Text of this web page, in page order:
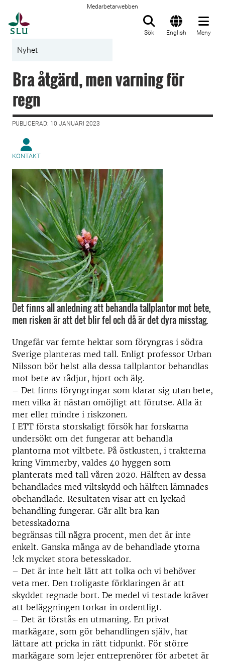
Medarbetarwebben
Sök English Meny
Nyhet
Bra åtgärd, men varning för
regn
PUBLICERAD: 10 JANUARI 2023
KONTAKT
Det finns all anledning att behandla tallplantor mot bete,
men risken är att det blir fel och då är det dyra misstag.
Ungefär var femte hektar som föryngras i södra
Sverige planteras med tall. Enligt professor Urban
Nilsson bör helst alla dessa tallplantor behandlas
mot bete av rådjur, hjort och älg.
– Det finns föryngringar som klarar sig utan bete,
men vilka är nästan omöjligt att förutse. Alla är
mer eller mindre i riskzonen.
I ETT första storskaligt försök har forskarna
undersökt om det fungerar att behandla
plantorna mot viltbete. På östkusten, i trakterna
kring Vimmerby, valdes 40 hyggen som
planterats med tall våren 2020. Hälften av dessa
behandlades med viltskydd och hälften lämnades
obehandlade. Resultaten visar att en lyckad
behandling fungerar. Går allt bra kan
betesskadorna
begränsas till några procent, men det är inte
enkelt. Ganska många av de behandlade ytorna
!ck mycket stora betesskador.
– Det är inte helt lätt att tolka och vi behöver
veta mer. Den troligaste förklaringen är att
skyddet regnade bort. De medel vi testade kräver
att beläggningen torkar in ordentligt.
– Det är förstås en utmaning. En privat
markägare, som gör behandlingen själv, har
lättare att pricka in rätt tidpunkt. För större
markägare som lejer entreprenörer för arbetet är